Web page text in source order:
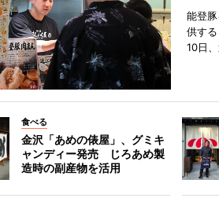
能登
供す
10日
食べる
金沢「あめの俵屋」、グミキ
ャンディー発売 じろあめ製
造時の副産物を活用